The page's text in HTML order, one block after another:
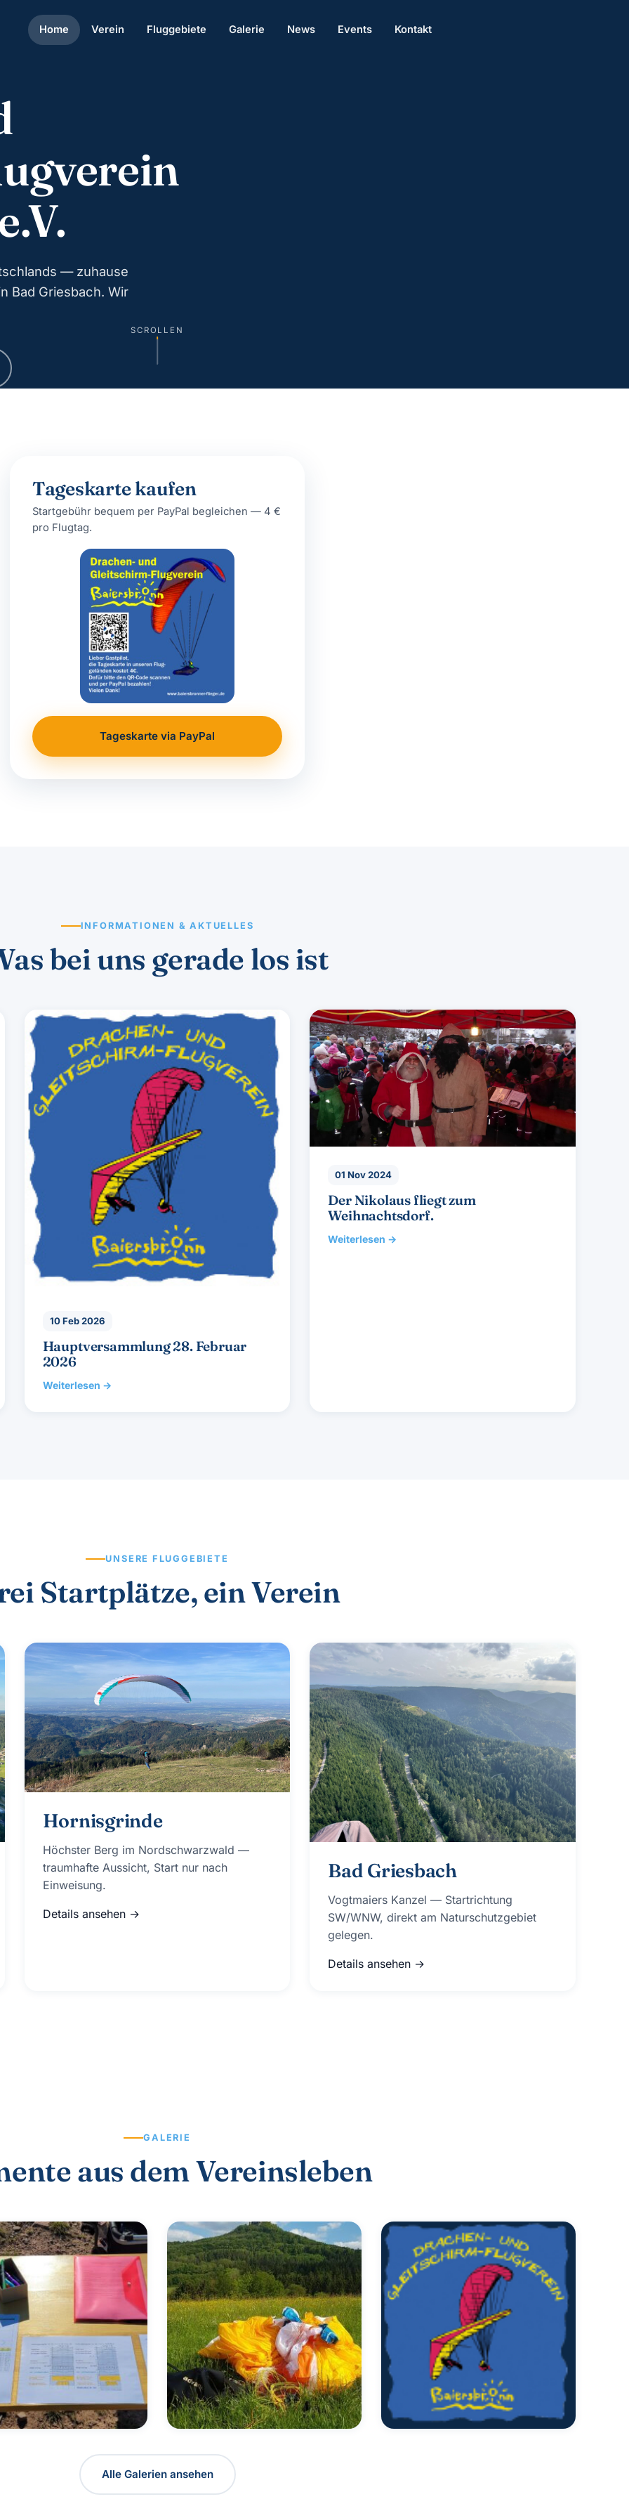
Home Verein Fluggebiete Galerie News Events Kontakt
— zuhause
Bad Griesbach. Wir
SCROLLEN
Tageskarte kaufen
Startgebühr bequem per PayPal begleichen — 4 €
pro Flugtag.
Tageskarte via PayPal
INFORMATIONEN & AKTUELLES
bei uns gerade los ist
10 Feb 2026
Hauptversammlung 28. Februar
2026
Weiterlesen →
01 Nov 2024
Der Nikolaus fliegt zum
Weihnachtsdorf.
Weiterlesen →
UNSERE FLUGGEBIETE
Startplätze, ein Verein
Hornisgrinde
Höchster Berg im Nordschwarzwald —
traumhafte Aussicht, Start nur nach
Einweisung.
Details ansehen →
Bad Griesbach
Vogtmaiers Kanzel — Startrichtung
SW/WNW, direkt am Naturschutzgebiet
gelegen.
Details ansehen →
GALERIE
aus dem Vereinsleben
Bilder
„Ausflug“ zur Burg
Hohenzollern
Alle Galerien ansehen